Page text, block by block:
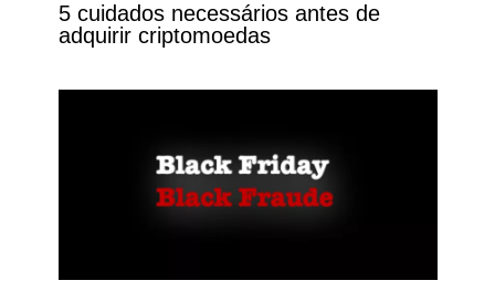
5 cuidados necessários antes de
adquirir criptomoedas